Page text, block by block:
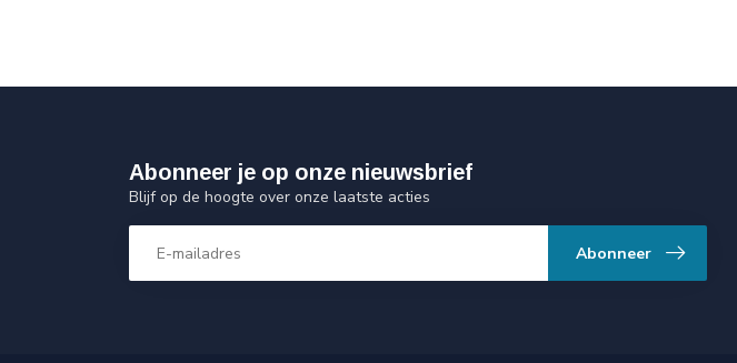
Abonneer je op onze nieuwsbrief
Blijf op de hoogte over onze laatste acties
Abonneer